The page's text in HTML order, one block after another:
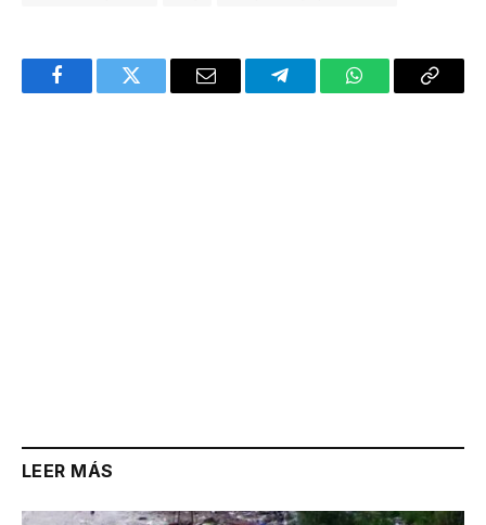
FacebookTwitter Email TelegramWhatsAppCopy
LEER MÁS